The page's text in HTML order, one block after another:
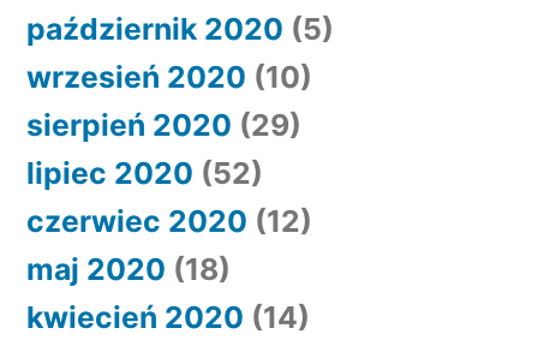
październik 2020 (5)
wrzesień 2020 (10)
sierpień 2020 (29)
lipiec 2020 (52)
czerwiec 2020 (12)
maj 2020 (18)
kwiecień 2020 (14)